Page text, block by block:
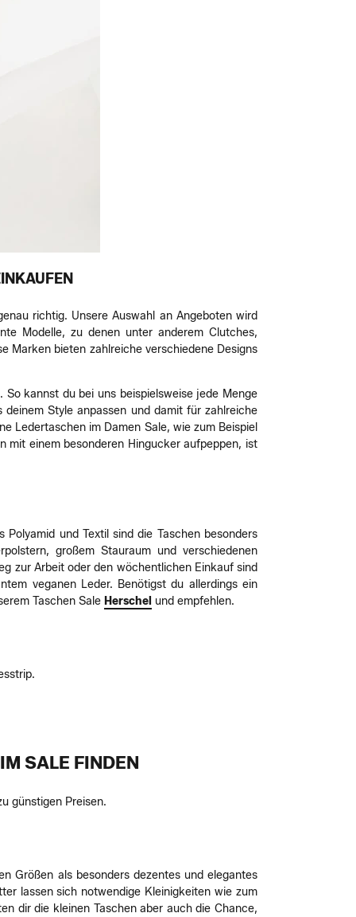
richtig. Unsere Auswahl an Angeboten wird
Modelle, zu denen unter anderem Clutches,
Marken bieten zahlreiche verschiedene Designs
kannst du bei uns beispielsweise jede Menge
Style anpassen und damit für zahlreiche
Ledertaschen im Damen Sale, wie zum Beispiel
mit einem besonderen Hingucker aufpeppen, ist
und Textil sind die Taschen besonders
großem Stauraum und verschiedenen
zur Arbeit oder den wöchentlichen Einkauf sind
veganen Leder. Benötigst du allerdings ein
Taschen Sale Herschel und empfehlen.
SALE FINDEN
günstigen Preisen.
Größen als besonders dezentes und elegantes
lassen sich notwendige Kleinigkeiten wie zum
dir die kleinen Taschen aber auch die Chance,